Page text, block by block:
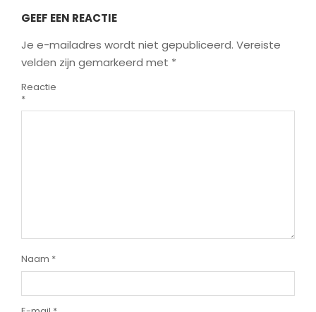
GEEF EEN REACTIE
Je e-mailadres wordt niet gepubliceerd. Vereiste
velden zijn gemarkeerd met *
Reactie
*
Naam *